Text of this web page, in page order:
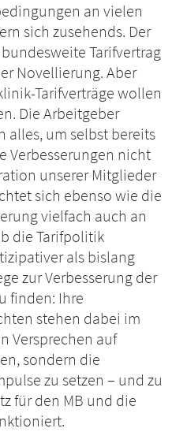
an vielen
sich zusehends. Der
Tarifvertrag
Novellierung. Aber
Tarifverträge wollen
Die Arbeitgeber
alles, um selbst bereits
Verbesserungen nicht
unserer Mitglieder
sich ebenso wie die
vielfach auch an
die Tarifpolitik
als bislang
zur Verbesserung der
finden: Ihre
stehen dabei im
Versprechen auf
sondern die
zu setzen – und zu
für den MB und die